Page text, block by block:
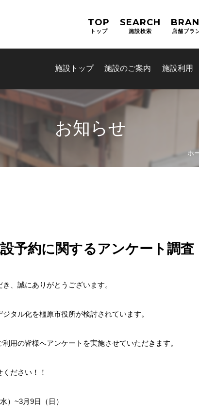
TOP
トップ
SEARCH
施設検索 店舗ブラ
施設トップ 施設のご案内 施設利用
e古都なら(奈良電子自治体共
お知らせ
ホ
予約に関するアンケート調査
、誠にありがとうございます。
タル化を橿原市役所が検討されています。
用の皆様へアンケートを実施させていただきます。
ださい！！
）~3月9日（日）